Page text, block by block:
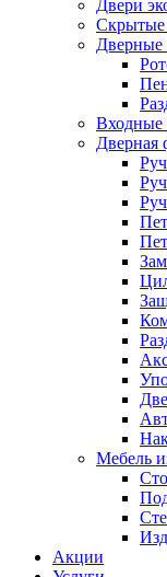
Двери
Скрытые
Дверные
Входные
Дверная
Мебель
Акции